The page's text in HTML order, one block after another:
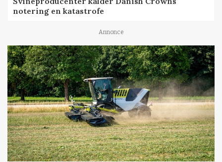
notering en katastrofe
Annonce